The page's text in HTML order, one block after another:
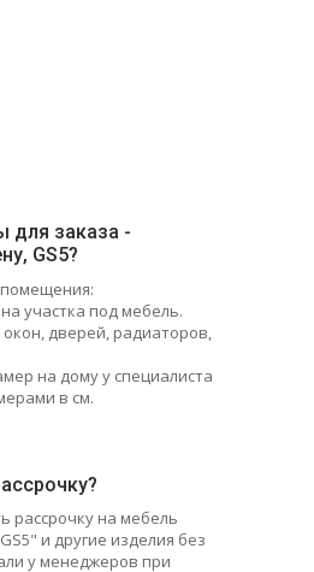
для заказа -
GS5?
участка под мебель.
дверей, радиаторов,
на дому у специалиста
в см.
рассрочку на мебель
и другие изделия без
у менеджеров при